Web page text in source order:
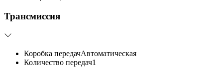
Трансмиссия
Коробка передачАвтоматическая
Количество передач1